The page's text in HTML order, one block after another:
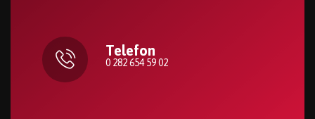
Telefon
0 282 654 59 02